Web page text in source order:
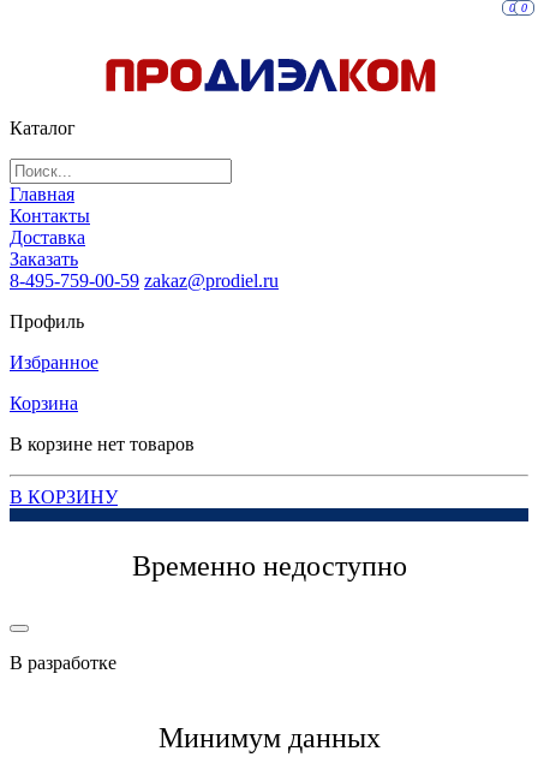
Каталог
Главная
Контакты
Доставка
Заказать
8-495-759-00-59 zakaz@prodiel.ru
Профиль
Избранное
0
Корзина
0
В корзине нет товаров
В КОРЗИНУ
Временно недоступно
В разработке
Минимум данных